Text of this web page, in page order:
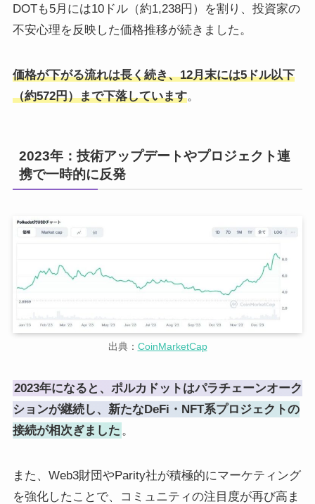
DOTも5月には10ドル（約1,238円）を割り、投資家の
不安心理を反映した価格推移が続きました。
価格が下がる流れは長く続き、12月末には5ドル以下
（約572円）まで下落しています。
2023年：技術アップデートやプロジェクト連
携で一時的に反発
出典： CoinMarketCap
2023年になると、ポルカドットはパラチェーンオーク
ションが継続し、新たなDeFi・NFT系プロジェクトの
接続が相次ぎました 。
また、Web3財団やParity社が積極的にマーケティング
を強化したことで、コミュニティの注目度が再び高ま